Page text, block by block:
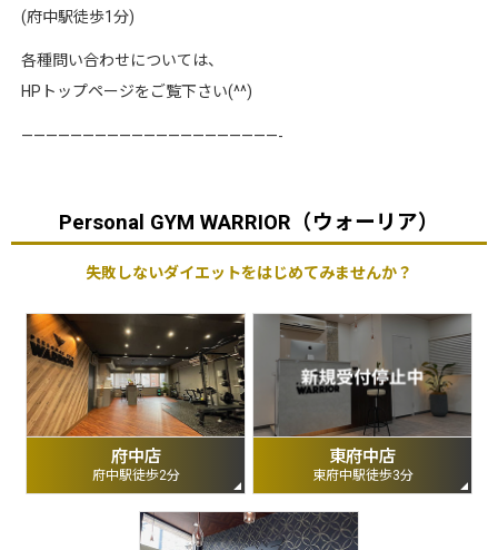
(府中駅徒歩1分)
各種問い合わせについては、
HPトップページをご覧下さい(^^)
—————————————————————-
Personal GYM WARRIOR（ウォーリア）
失敗しないダイエットをはじめてみませんか？
府中店
府中駅徒歩2分
東府中店
東府中駅徒歩3分